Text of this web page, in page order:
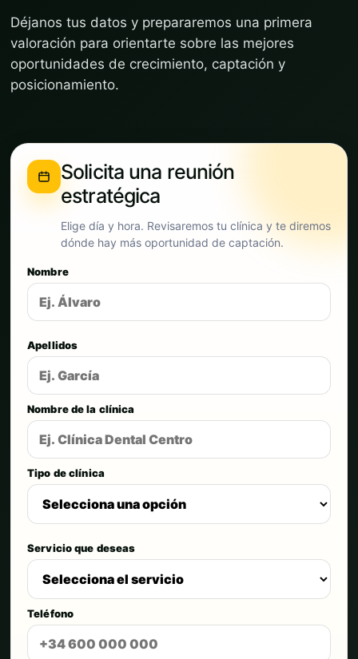
Déjanos tus datos y prepararemos una primera
valoración para orientarte sobre las mejores
oportunidades de crecimiento, captación y
posicionamiento.
Solicita una reunión
estratégica
Elige día y hora. Revisaremos tu clínica y te diremos
dónde hay más oportunidad de captación.
Nombre
Apellidos
Nombre de la clínica
Tipo de clínica
Servicio que deseas
Teléfono